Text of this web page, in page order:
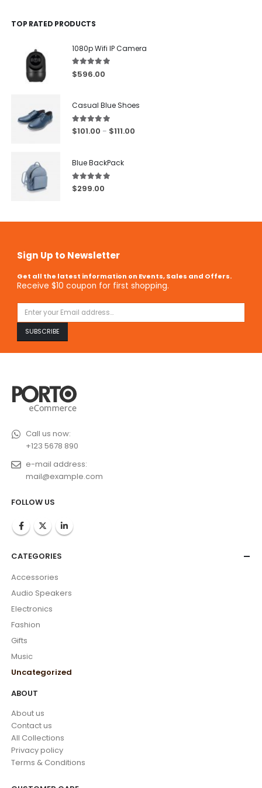
TOP RATED PRODUCTS
1080p Wifi IP Camera
5.00out of 5
$596.00
Casual Blue Shoes
5.00 out of 5
$101.00 – $111.00
Blue BackPack
5.00out of 5
$299.00
Sign Up to Newsletter
Get all the latest information on Events, Sales and Offers.
Receive $10 coupon for first shopping.
Call us now:
+123 5678 890
e-mail address:
mail@example.com
FOLLOW US
CATEGORIES
Accessories
Audio Speakers
Electronics
Fashion
Gifts
Music
Uncategorized
ABOUT
About us
Contact us
All Collections
Privacy policy
Terms & Conditions